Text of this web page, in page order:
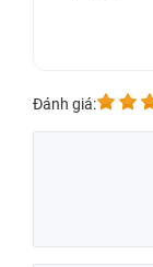
Đánh giá: